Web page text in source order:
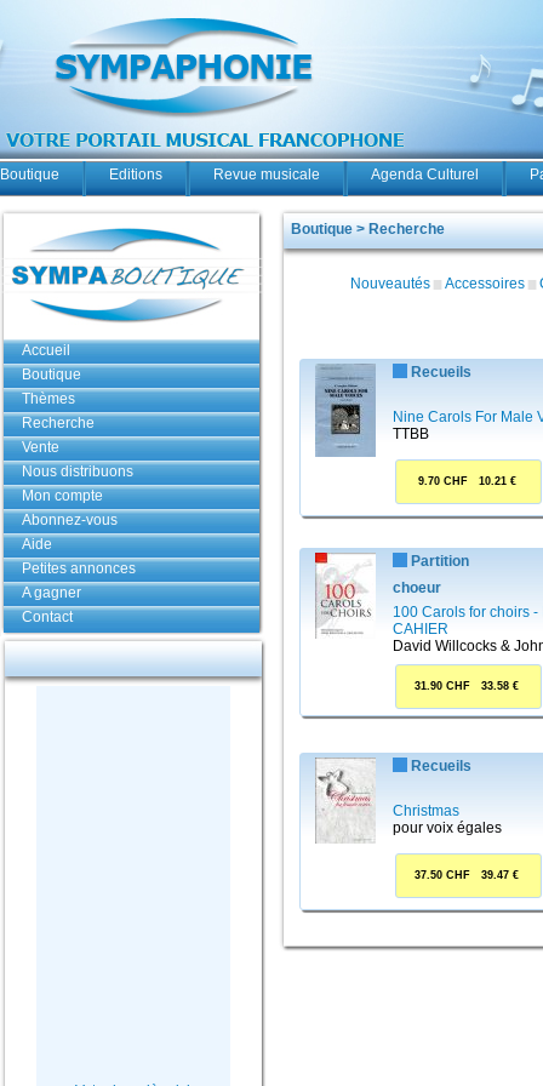
Boutique Editions Revue musicale Agenda Culturel
Accueil
Boutique
Thèmes
Recherche
Vente
Nous distribuons
Mon compte
Abonnez-vous
Aide
Petites annonces
A gagner
Contact
Boutique > Recherche
Nouveautés Accessoires
Recueils
Nine Carols For Male
TTBB
9.70 CHF 10.21 €
Partition
choeur
100 Carols for choirs -
CAHIER
David Willcocks &
31.90 CHF 33.58 €
Recueils
Christmas
pour voix égales
37.50 CHF 39.47 €